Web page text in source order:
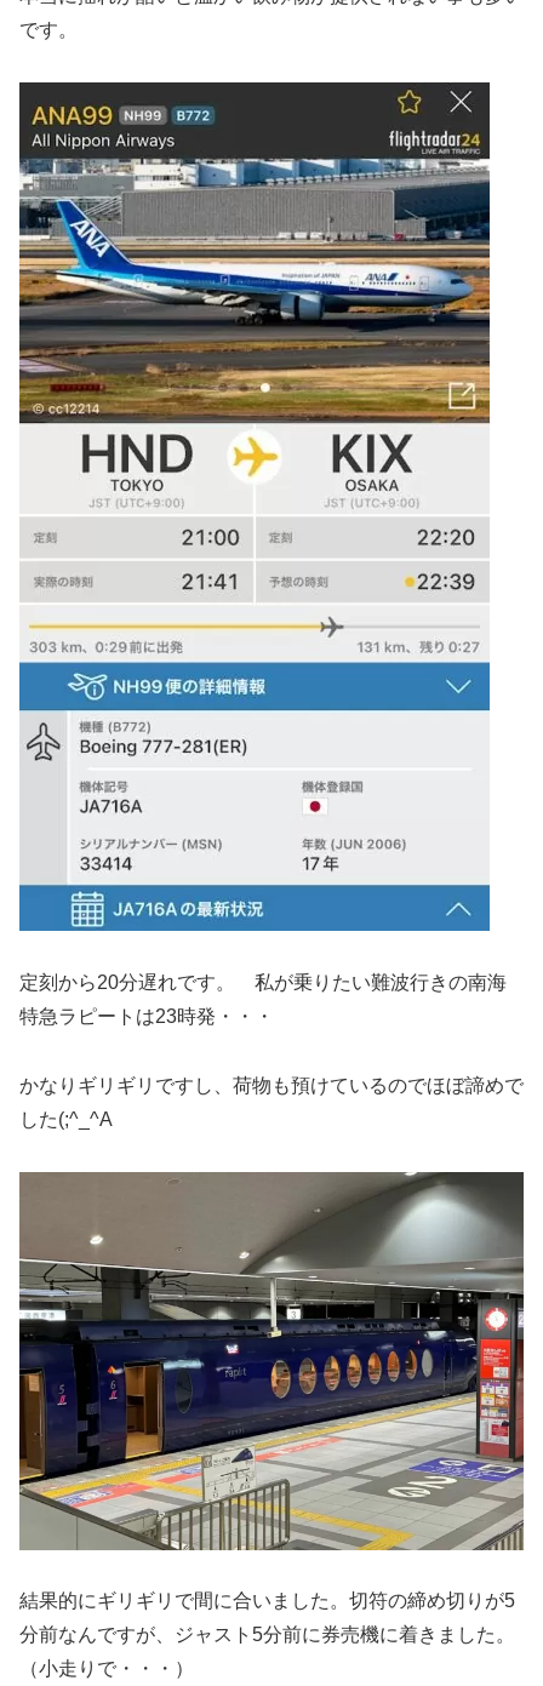
です。
定刻から20分遅れです。 私が乗りたい難波行きの南海
特急ラピートは23時発・・・
かなりギリギリですし、荷物も預けているのでほぼ諦めで
した(;^_^A
結果的にギリギリで間に合いました。切符の締め切りが5
分前なんですが、ジャスト5分前に券売機に着きました。
（小走りで・・・）